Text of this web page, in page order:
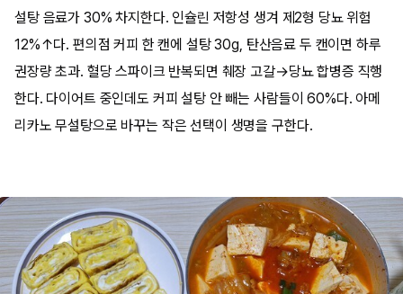
설탕 음료가 30% 차지한다. 인슐린 저항성 생겨 제2형 당뇨 위험
12%↑다. 편의점 커피 한 캔에 설탕 30g, 탄산음료 두 캔이면 하루
권장량 초과. 혈당 스파이크 반복되면 췌장 고갈→당뇨 합병증 직행
한다. 다이어트 중인데도 커피 설탕 안 빼는 사람들이 60%다. 아메
리카노 무설탕으로 바꾸는 작은 선택이 생명을 구한다.